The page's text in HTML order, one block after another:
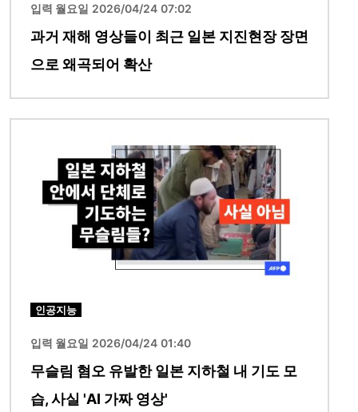
입력 월요일 2026/04/24 07:02
과거 재해 영상들이 최근 일본 지진현장 장면
으로 왜곡되어 확산
인공지능
입력 월요일 2026/04/24 01:40
무슬림 혐오 유발한 일본 지하철 내 기도 모
습, 사실 'AI 가짜 영상'